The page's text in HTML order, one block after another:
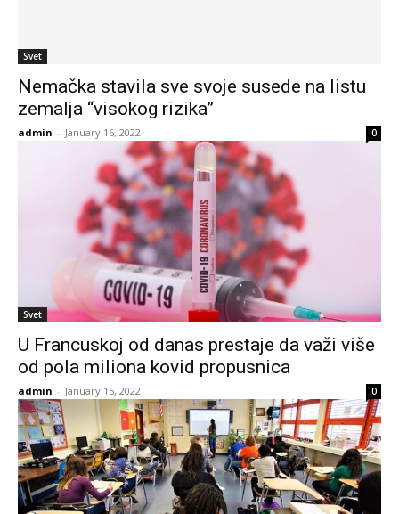
Svet
Nemačka stavila sve svoje susede na listu
zemalja “visokog rizika”
admin - January 16, 2022 0
Svet
U Francuskoj od danas prestaje da važi više
od pola miliona kovid propusnica
admin - January 15, 2022 0